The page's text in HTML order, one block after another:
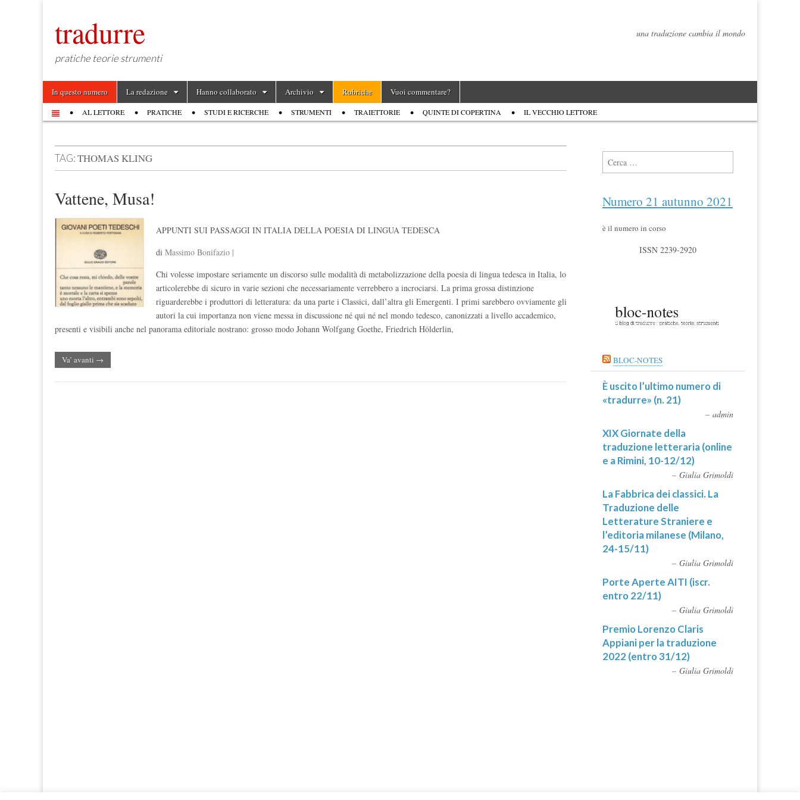
tradurre
pratiche teorie strumenti
una traduzione cambia il mondo
Main menu
Skip to content
In questo numero La redazione Hanno collaborato Archivio Rubriche Vuoi commentare?
Sub menu
AL LETTORE PRATICHE STUDI E RICERCHE STRUMENTI TRAIETTORIE QUINTE DI COPERTINA IL VECCHIO LETTORE
TAG:THOMAS KLING
Vattene, Musa!
APPUNTI SUI PASSAGGI IN ITALIA DELLA POESIA DI LINGUA TEDESCA
di Massimo Bonifazio |
Chi volesse impostare seriamente un discorso sulle modalità di metabolizzazione della poesia di lingua tedesca in Italia, lo
articolerebbe di sicuro in varie sezioni che necessariamente verrebbero a incrociarsi. La prima grossa distinzione
riguarderebbe i produttori di letteratura: da una parte i Classici, dall’altra gli Emergenti. I primi sarebbero ovviamente gli
autori la cui importanza non viene messa in discussione né qui né nel mondo tedesco, canonizzati a livello accademico,
presenti e visibili anche nel panorama editoriale nostrano: grosso modo Johann Wolfgang Goethe, Friedrich Hölderlin,
Va’ avanti →
Ricerca per:
Numero 21 autunno 2021
è il numero in corso
ISSN 2239-2920
BLOC-NOTES
È uscito l’ultimo numero di
«tradurre» (n. 21)
admin
XIX Giornate della
traduzione letteraria (online
e a Rimini, 10-12/12)
Giulia Grimoldi
La Fabbrica dei classici. La
Traduzione delle
Letterature Straniere e
l’editoria milanese (Milano,
24-15/11)
Giulia Grimoldi
Porte Aperte AITI (iscr.
entro 22/11)
Giulia Grimoldi
Premio Lorenzo Claris
Appiani per la traduzione
2022 (entro 31/12)
Giulia Grimoldi